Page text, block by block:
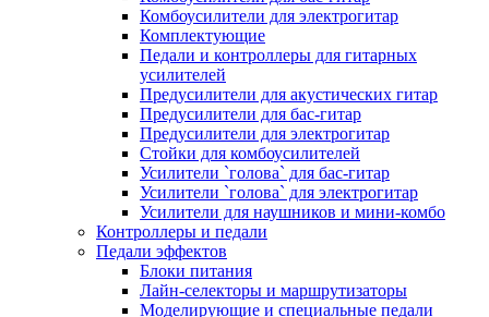
Комбоусилители для электрогитар
Комплектующие
Педали и контроллеры для гитарных
усилителей
Предусилители для акустических гитар
Предусилители для бас-гитар
Предусилители для электрогитар
Стойки для комбоусилителей
Усилители `голова` для бас-гитар
Усилители `голова` для электрогитар
Усилители для наушников и мини-комбо
Контроллеры и педали
Педали эффектов
Блоки питания
Лайн-селекторы и маршрутизаторы
Моделирующие и специальные педали